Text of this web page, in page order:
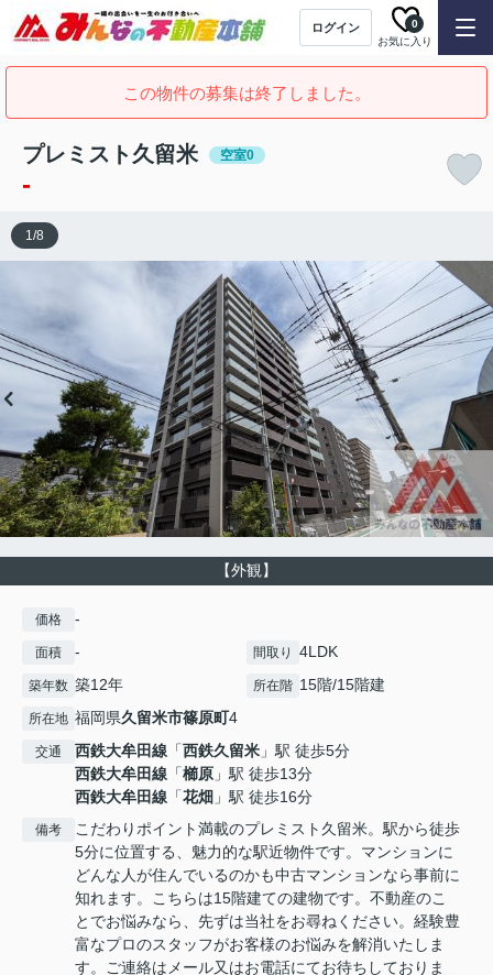
ログイン
お気に入り
0
この物件の募集は終了しました。
プレミスト久留米 空室0
-
【外観】
1/8
価格 -
面積 - 間取り 4LDK
築年数 築12年 所在階 15階/15階建
所在地 福岡県久留米市篠原町4
交通 西鉄大牟田線 「西鉄久留米 」駅 徒歩5分
西鉄大牟田線 「櫛原 」駅 徒歩13分
西鉄大牟田線 「花畑 」駅 徒歩16分
備考
こだわりポイント満載のプレミスト久留米。駅から徒歩
5分に位置する、魅力的な駅近物件です。マンションに
どんな人が住んでいるのかも中古マンションなら事前に
知れます。こちらは15階建ての建物です。不動産のこ
とでお悩みなら、先ずは当社をお尋ねください。経験豊
富なプロのスタッフがお客様のお悩みを解消いたしま
す。ご連絡はメール又はお電話にてお待ちしておりま